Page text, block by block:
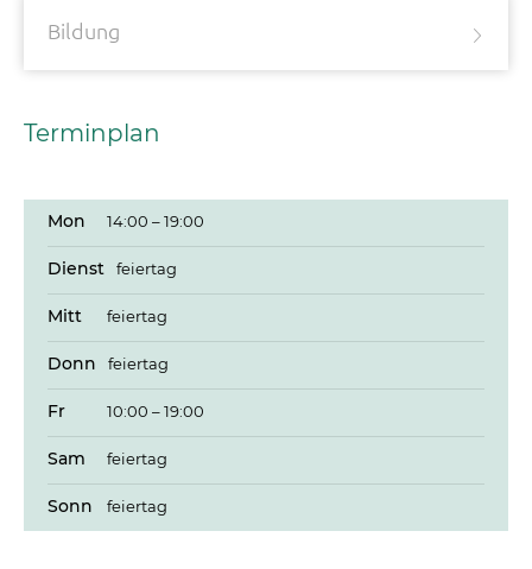
Bildung
Terminplan
Mon 14:00 – 19:00
Dienst feiertag
Mitt feiertag
Donn feiertag
Fr 10:00 – 19:00
Sam feiertag
Sonn feiertag